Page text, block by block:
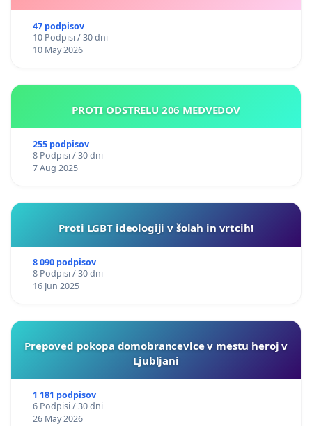
47 podpisov
10 Podpisi / 30 dni
10 May 2026
PROTI ODSTRELU 206 MEDVEDOV
255 podpisov
8 Podpisi / 30 dni
7 Aug 2025
Proti LGBT ideologiji v šolah in vrtcih!
8 090 podpisov
8 Podpisi / 30 dni
16 Jun 2025
Prepoved pokopa domobrancevlce v mestu heroj v
Ljubljani
1 181 podpisov
6 Podpisi / 30 dni
26 May 2026